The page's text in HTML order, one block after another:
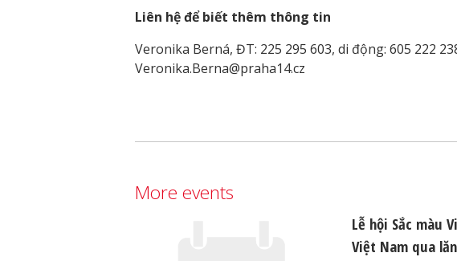
Liên hệ để biết thêm thông tin
Veronika Berná, ĐT: 225 295 603, di động: 605 222
Veronika.Berna@praha14.cz
More events
Lễ hội Sắc màu
Việt Nam qua